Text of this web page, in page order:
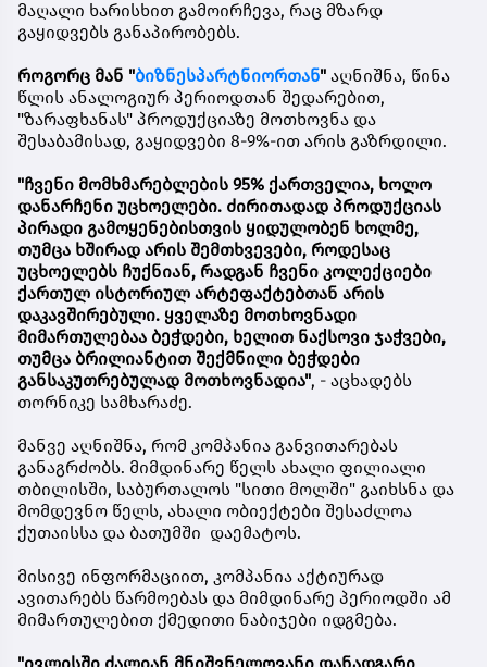
მაღალი ხარისხით გამოირჩევა, რაც მზარდ
გაყიდვებს განაპირობებს.
როგორც მან "ბიზნესპარტნიორთან" აღნიშნა, წინა
წლის ანალოგიურ პერიოდთან შედარებით,
"ზარაფხანას" პროდუქციაზე მოთხოვნა და
შესაბამისად, გაყიდვები 8-9%-ით არის გაზრდილი.
"ჩვენი მომხმარებლების 95% ქართველია, ხოლო
დანარჩენი უცხოელები. ძირითადად პროდუქციას
პირადი გამოყენებისთვის ყიდულობენ ხოლმე,
თუმცა ხშირად არის შემთხვევები, როდესაც
უცხოელებს ჩუქნიან, რადგან ჩვენი კოლექციები
ქართულ ისტორიულ არტეფაქტებთან არის
დაკავშირებული. ყველაზე მოთხოვნადი
მიმართულებაა ბეჭდები, ხელით ნაქსოვი ჯაჭვები,
თუმცა ბრილიანტით შექმნილი ბეჭდები
განსაკუთრებულად მოთხოვნადია", - აცხადებს
თორნიკე სამხარაძე.
მანვე აღნიშნა, რომ კომპანია განვითარებას
განაგრძობს. მიმდინარე წელს ახალი ფილიალი
თბილისში, საბურთალოს "სითი მოლში" გაიხსნა და
მომდევნო წელს, ახალი ობიექტები შესაძლოა
ქუთაისსა და ბათუმში დაემატოს.
მისივე ინფორმაციით, კომპანია აქტიურად
ავითარებს წარმოებას და მიმდინარე პერიოდში ამ
მიმართულებით ქმედითი ნაბიჯები იდგმება.